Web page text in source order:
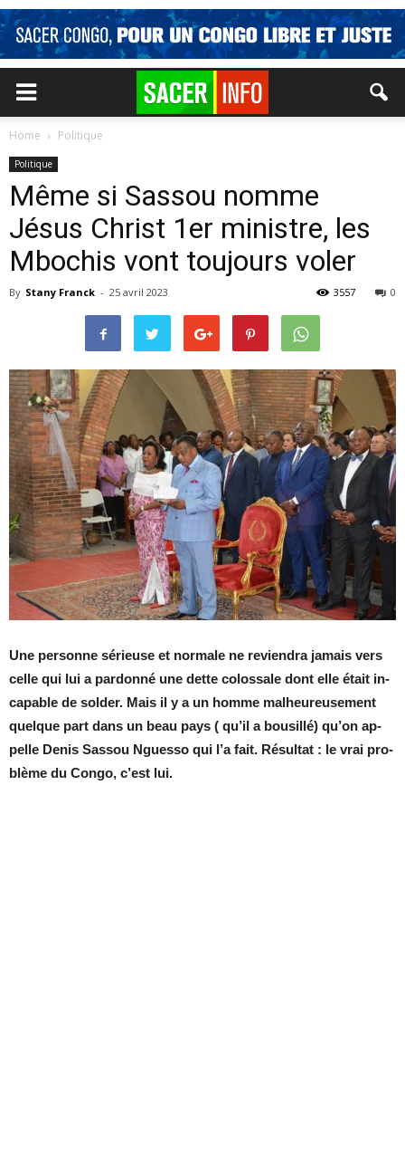
Home Politique
Politique
Même si Sassou nomme
Jésus Christ 1er ministre, les
Mbochis vont toujours voler
By Stany Franck - 25 avril 2023 0
3557
Une per­sonne sé­rieuse et nor­male ne re­vien­dra ja­mais vers
celle qui lui a par­donné une dette co­los­sale dont elle était in­
ca­pable de sol­der. Mais il y a un homme mal­heu­reu­se­ment
quelque part dans un beau pays ( qu’il a bou­sillé) qu’on ap­
pelle De­nis Sas­sou Nguesso qui l’a fait. Ré­sul­tat : le vrai pro­
blème du Congo, c’est lui.